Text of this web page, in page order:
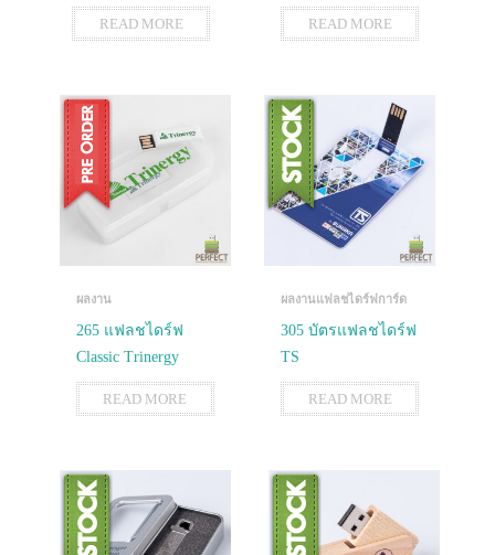
READ MORE READ MORE
ผลงาน
265 แฟลชไดร์ฟ
Classic Trinergy
READ MORE
ผลงานแฟลชไดร์ฟการ์ด
305 บัตรแฟลชไดร์ฟ
TS
READ MORE